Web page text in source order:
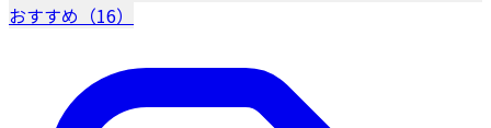
おすすめ（16）